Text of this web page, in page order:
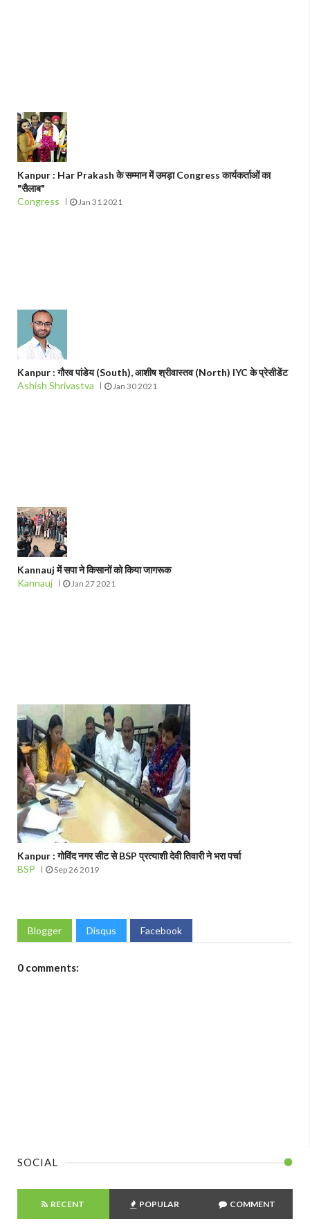
Kanpur : Har Prakash के सम्मान में उमड़ा Congress कार्यकर्ताओं का
"सैलाब"
Congress
Jan 31 2021
Kanpur : गौरव पांडेय (South), आशीष श्रीवास्तव (North) IYC के प्रेसीडेंट
Ashish Shrivastva
Jan 30 2021
Kannauj में सपा ने किसानों को किया जागरूक
Kannauj
Jan 27 2021
Kanpur : गोविंद नगर सीट से BSP प्रत्याशी देवी तिवारी ने भरा पर्चा
BSP
Sep 26 2019
Blogger Disqus Facebook
0 comments:
SOCIAL
RECENT POPULAR COMMENT